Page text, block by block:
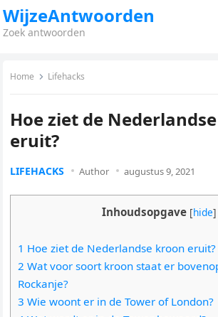
WijzeAntwoorden
Zoek antwoorden
Home Lifehacks
Hoe ziet de
eruit?
LIFEHACKS Author augustus 9, 2021
Inhoudsopgave [hide]
1 Hoe ziet de Nederlandse kroon eruit?
2 Wat voor soort kroon staat er
Rockanje?
3 Wie woont er in de Tower of London?